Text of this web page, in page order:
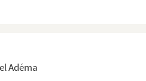
Adéma